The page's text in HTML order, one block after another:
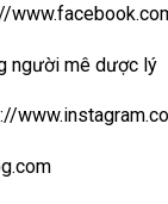
người mê dược lý